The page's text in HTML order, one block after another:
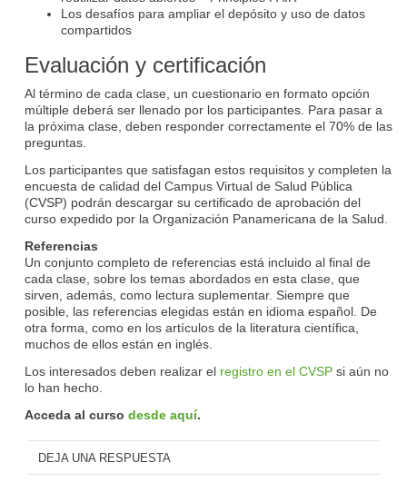
Los desafíos para ampliar el depósito y uso de datos
compartidos
Evaluación y certificación
Al término de cada clase, un cuestionario en formato opción
múltiple deberá ser llenado por los participantes. Para pasar a
la próxima clase, deben responder correctamente el 70% de las
preguntas.
Los participantes que satisfagan estos requisitos y completen la
encuesta de calidad del Campus Virtual de Salud Pública
(CVSP) podrán descargar su certificado de aprobación del
curso expedido por la Organización Panamericana de la Salud.
Referencias
Un conjunto completo de referencias está incluido al final de
cada clase, sobre los temas abordados en esta clase, que
sirven, además, como lectura suplementar. Siempre que
posible, las referencias elegidas están en idioma español. De
otra forma, como en los artículos de la literatura científica,
muchos de ellos están en inglés.
Los interesados deben realizar el registro en el CVSP si aún no
lo han hecho.
Acceda al curso desde aquí.
DEJA UNA RESPUESTA